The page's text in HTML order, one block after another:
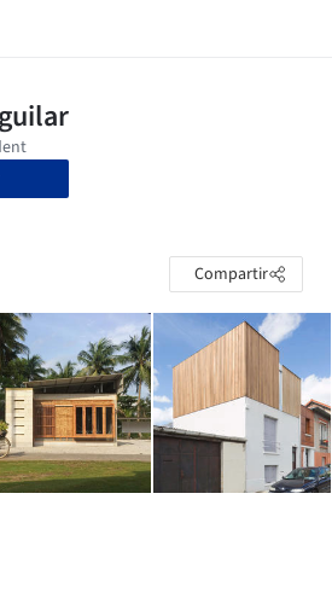
Compartir